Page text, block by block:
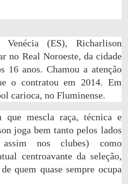
(ES), Richarlison
no Real Noroeste, da cidade
16 anos. Chamou a atenção
o contratou em 2014. Em
carioca, no Fluminense.
que mescla raça, técnica e
joga bem tanto pelos lados
nos clubes) como
centroavante da seleção,
quem quase sempre ocupa